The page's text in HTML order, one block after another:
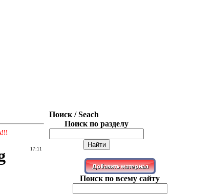
17:11
Поиск / Seach
Поиск по разделу
Поиск по всему сайту